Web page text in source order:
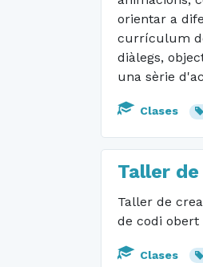
orientar a
currículum
diàlegs,
una sèrie
Clases
Taller
Taller de
de codi
Clases